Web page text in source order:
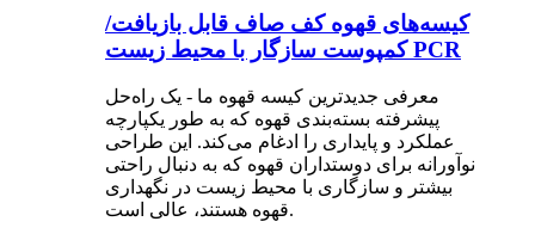
کیسه‌های قهوه کف صاف قابل بازیافت/
کمپوست سازگار با محیط زیست PCR
معرفی جدیدترین کیسه قهوه ما - یک راه‌حل
پیشرفته بسته‌بندی قهوه که به طور یکپارچه
عملکرد و پایداری را ادغام می‌کند. این طراحی
نوآورانه برای دوستداران قهوه که به دنبال راحتی
بیشتر و سازگاری با محیط زیست در نگهداری
قهوه هستند، عالی است.